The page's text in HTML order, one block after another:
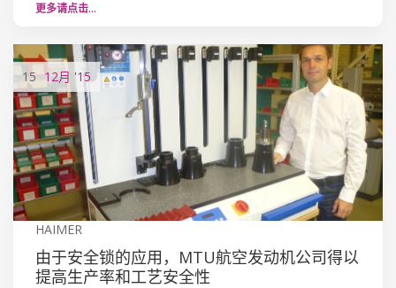
更多请点击…
15 12月 '15
HAIMER
由于安全锁的应用，MTU航空发动机公司得以
提高生产率和工艺安全性